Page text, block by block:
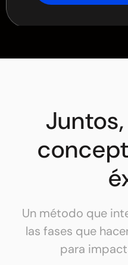
Un método que
las fases que
para